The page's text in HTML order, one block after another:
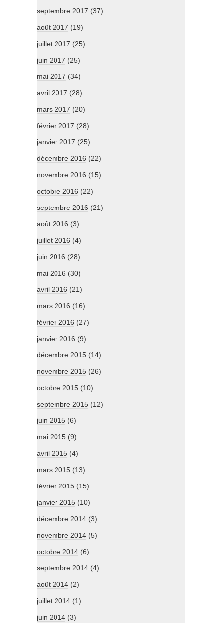
septembre 2017 (37)
août 2017 (19)
juillet 2017 (25)
juin 2017 (25)
mai 2017 (34)
avril 2017 (28)
mars 2017 (20)
février 2017 (28)
janvier 2017 (25)
décembre 2016 (22)
novembre 2016 (15)
octobre 2016 (22)
septembre 2016 (21)
août 2016 (3)
juillet 2016 (4)
juin 2016 (28)
mai 2016 (30)
avril 2016 (21)
mars 2016 (16)
février 2016 (27)
janvier 2016 (9)
décembre 2015 (14)
novembre 2015 (26)
octobre 2015 (10)
septembre 2015 (12)
juin 2015 (6)
mai 2015 (9)
avril 2015 (4)
mars 2015 (13)
février 2015 (15)
janvier 2015 (10)
décembre 2014 (3)
novembre 2014 (5)
octobre 2014 (6)
septembre 2014 (4)
août 2014 (2)
juillet 2014 (1)
juin 2014 (3)